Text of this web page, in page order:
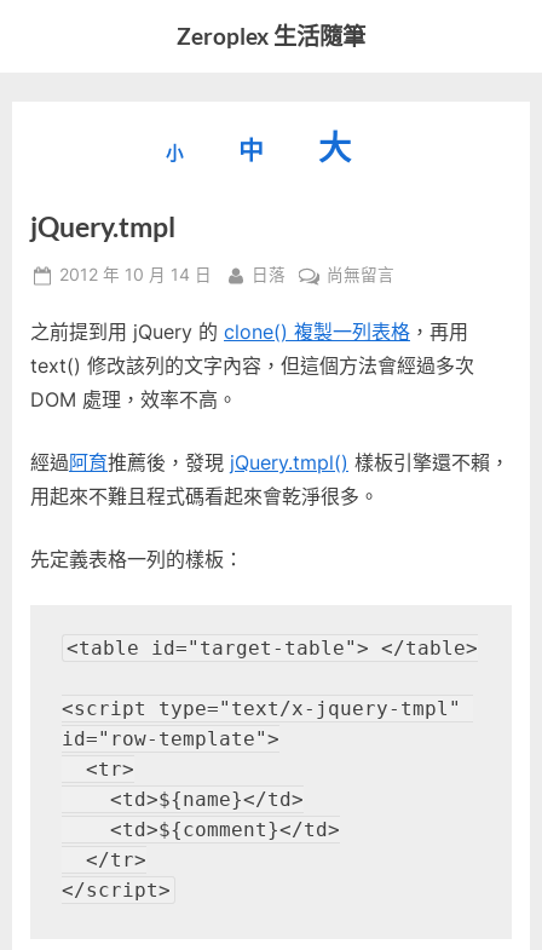
Zeroplex 生活隨筆
發
事
小
小。
中
重
型
大
小。
大
字
型
大
jQuery.tmpl
Posted
2012 年 10 月 14 日 By
日落
在
中
尚無留言
之前提到用 jQuery 的 clone() 複製一列表格 ，再用
text() 修改該列的文字內容，但這個方法會經過多次
DOM 處理，效率不高。
經過阿育推薦後，發現 jQuery.tmpl() 樣板引擎還不賴，
用起來不難且程式碼看起來會乾淨很多。
先定義表格一列的樣板：
<table id="target-table"> </table>
<script type="text/x-jquery-tmpl"
id="row-template">
</script>